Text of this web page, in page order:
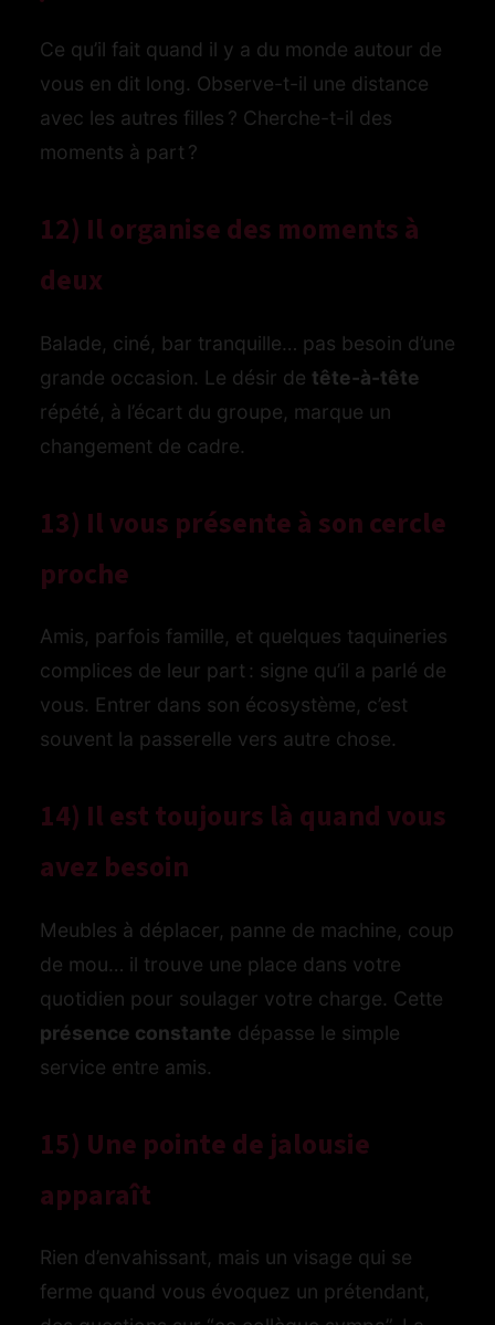
Ce qu’il fait quand il y a du monde autour de
vous en dit long. Observe-t-il une distance
avec les autres filles ? Cherche-t-il des
moments à part ?
12) Il organise des moments à
deux
Balade, ciné, bar tranquille… pas besoin d’une
grande occasion. Le désir de tête-à-tête
répété, à l’écart du groupe, marque un
changement de cadre.
13) Il vous présente à son cercle
proche
Amis, parfois famille, et quelques taquineries
complices de leur part : signe qu’il a parlé de
vous. Entrer dans son écosystème, c’est
souvent la passerelle vers autre chose.
14) Il est toujours là quand vous
avez besoin
Meubles à déplacer, panne de machine, coup
de mou… il trouve une place dans votre
quotidien pour soulager votre charge. Cette
présence constante dépasse le simple
service entre amis.
15) Une pointe de jalousie
apparaît
Rien d’envahissant, mais un visage qui se
ferme quand vous évoquez un prétendant,